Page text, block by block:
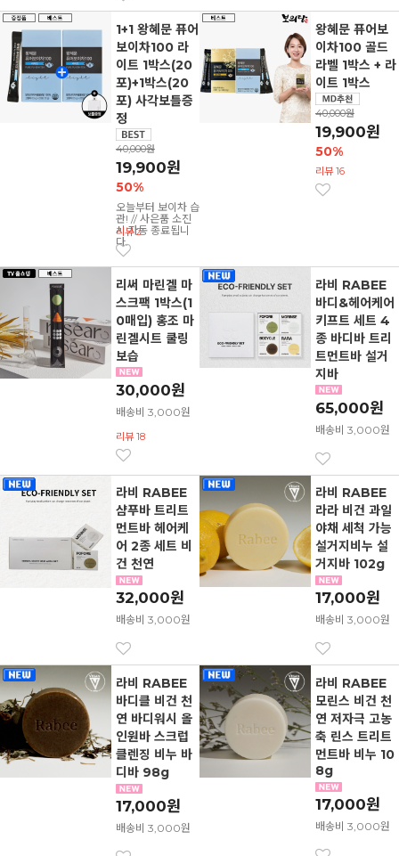
1+1 왕혜문 퓨어
보이차100 라
이트 1박스(20
포)+1박스(20
포) 사각보틀증
정
40,000원
19,900원
50%
오늘부터 보이차 습
관! // 사은품 소진
시 자동 종료됩니
다.
리뷰 2
왕혜문 퓨어보
이차100 골드
라벨 1박스 + 라
이트 1박스
40,000원
19,900원
50%
리뷰 16
리써 마린겔 마
스크팩 1박스(1
0매입) 홍조 마
린겔시트 쿨링
보습
30,000원
배송비 3,000원
리뷰 18
라비 RABEE
바디&헤어케어
키프트 세트 4
종 바디바 트리
트먼트바 설거
지바
65,000원
배송비 3,000원
라비 RABEE
샴푸바 트리트
먼트바 헤어케
어 2종 세트 비
건 천연
32,000원
배송비 3,000원
라비 RABEE
라라 비건 과일
야채 세척 가능
설거지비누 설
거지바 102g
17,000원
배송비 3,000원
라비 RABEE
바디클 비건 천
연 바디워시 올
인원바 스크럽
클렌징 비누 바
디바 98g
17,000원
배송비 3,000원
라비 RABEE
모린스 비건 천
연 저자극 고농
축 린스 트리트
먼트바 비누 10
8g
17,000원
배송비 3,000원